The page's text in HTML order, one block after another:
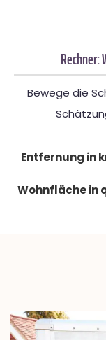
Rechner:
Bewege die
Entfernung in
Wohnfläche in